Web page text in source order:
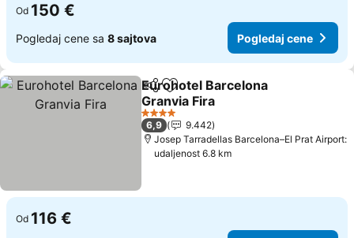
Od 150 €
Pogledaj cene sa 8 sajtova Pogledaj cene
Deli Dodati u favorite
Eurohotel Barcelona
Granvia Fira
Pogledaj cene
4 Zvezdice
6,9
9.442
Josep Tarradellas Barcelona–El Prat Airport:
udaljenost 6.8 km
Od 116 €